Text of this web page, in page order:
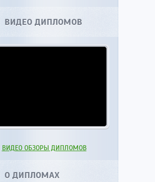
ВИДЕО ДИПЛОМОВ
ВИДЕО ОБЗОРЫ ДИПЛОМОВ
О ДИПЛОМАХ